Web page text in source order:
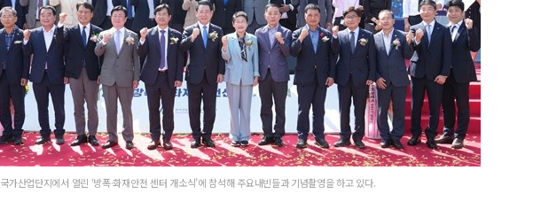
가산업단지에서 열린 ‘방폭·화재안전 센터 개소식’에 참석해 주요내빈들과 기념촬영을 하고 있다.